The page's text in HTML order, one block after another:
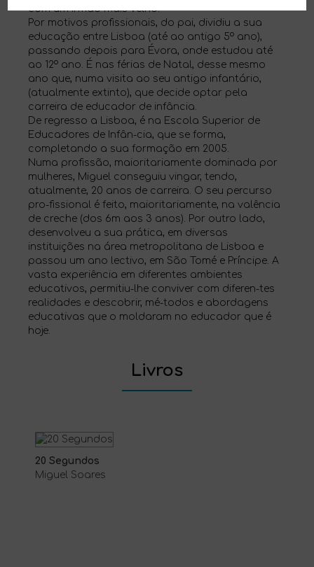
com um irmão mais velho.
Por motivos profissionais, do pai, dividiu a sua
educação entre Lisboa (até ao antigo 5º ano),
passando depois para Évora, onde estudou até
ao 12º ano. É nas férias de Natal, desse mesmo
ano que, numa visita ao seu antigo infantário,
(atualmente extinto), que decide optar pela
carreira de educador de infância.
De regresso a Lisboa, é na Escola Superior de
Educadores de Infân-cia, que se forma,
completando a sua formação em 2005.
Numa profissão, maioritariamente dominada por
mulheres, Miguel conseguiu vingar, tendo,
atualmente, 20 anos de carreira. O seu percurso
pro-fissional é feito, maioritariamente, na valência
de creche (dos 6m aos 3 anos). Por outro lado,
desenvolveu a sua prática, em diversas
instituições na área metropolitana de Lisboa e
passou um ano lectivo, em São Tomé e Príncipe. A
vasta experiência em diferentes ambientes
educativos, permitiu-lhe conviver com diferen-tes
realidades e descobrir, mé-todos e abordagens
educativas que o moldaram no educador que é
hoje.
Livros
20 Segundos
Miguel Soares